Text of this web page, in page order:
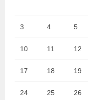
3 4 5
10 11 12
17 18 19
24 25 26